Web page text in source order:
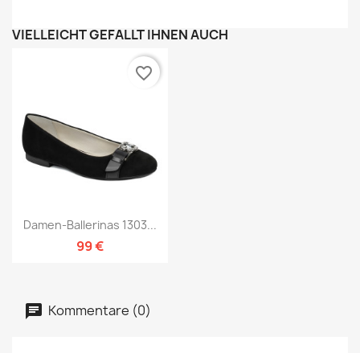
VIELLEICHT GEFÄLLT IHNEN AUCH
Damen-Ballerinas 1303...
99 €
favorite_border
Kommentare (0)